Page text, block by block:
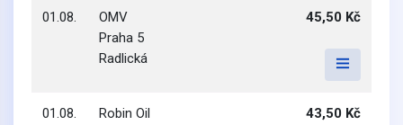
01.08.
OMV
Praha 5
Radlická
45,50 Kč
01.08.
Robin Oil
43,50 Kč